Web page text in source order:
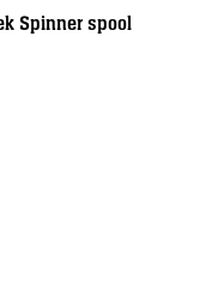
Spinner spool